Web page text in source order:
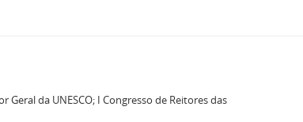
da UNESCO; I Congresso de Reitores das